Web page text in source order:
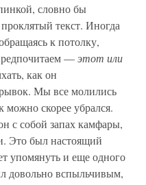
словно бы
текст. Иногда
к потолку,
—этот или
как он
Мы все молились
скорее убрался.
с собой запах камфары,
Это был настоящий
упомянуть и еще одного
довольно вспыльчивым,